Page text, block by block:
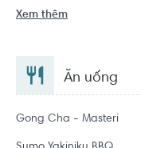
Xem thêm
Ăn uống
Gong Cha - Masteri